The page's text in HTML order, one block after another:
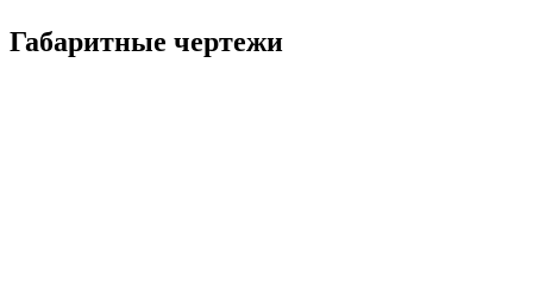
Габаритные чертежи